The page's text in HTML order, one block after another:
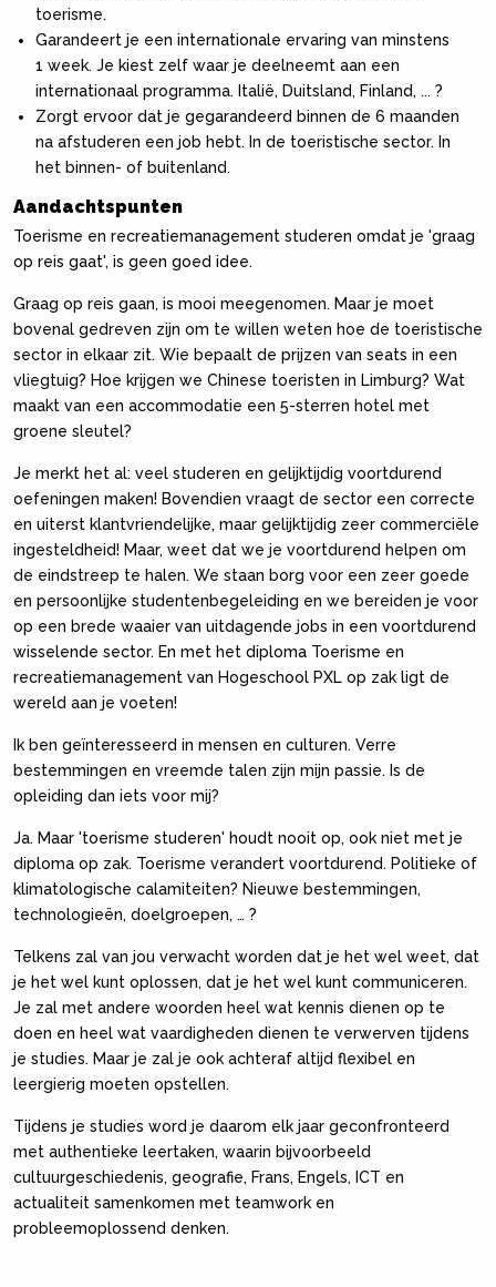
toerisme.
Garandeert je een internationale ervaring van minstens
1 week. Je kiest zelf waar je deelneemt aan een
internationaal program­ma. Italië, Duitsland, Finland, ... ?
Zorgt ervoor dat je gegarandeerd binnen de 6 maanden
na af­studeren een job hebt. In de toeristische sector. In
het binnen- of buitenland.
Aandachtspunten
Toerisme en recreatiemanagement studeren omdat je 'graag
op reis gaat', is geen goed idee.
Graag op reis gaan, is mooi meegenomen. Maar je moet
bovenal gedreven zijn om te willen weten hoe de toeristische
sector in elkaar zit. Wie bepaalt de prijzen van seats in een
vliegtuig? Hoe krijgen we Chinese toeristen in Limburg? Wat
maakt van een accommodatie een 5-sterren hotel met
groene sleutel?
Je merkt het al: veel studeren en gelijktijdig voortdurend
oefeningen maken! Bovendien vraagt de sector een correcte
en uiterst klantvriendelijke, maar gelijktijdig zeer commerciële
ingesteldheid! Maar, weet dat we je voortdurend helpen om
de eindstreep te halen. We staan borg voor een zeer goede
en persoonlijke studentenbegeleiding en we bereiden je voor
op een brede waaier van uitdagende jobs in een voortdurend
wisselende sector. En met het diploma Toerisme en
recreatiemanagement van Hogeschool PXL op zak ligt de
wereld aan je voeten!
Ik ben geïnteresseerd in mensen en culturen. Verre
bestemmingen en vreemde talen zijn mijn passie. Is de
opleiding dan iets voor mij?
Ja. Maar 'toerisme studeren' houdt nooit op, ook niet met je
diploma op zak. Toerisme verandert voortdurend. Politieke of
klimatologische calamiteiten? Nieuwe bestemmingen,
technologieën, doelgroepen, … ?
Telkens zal van jou verwacht worden dat je het wel weet, dat
je het wel kunt oplossen, dat je het wel kunt communiceren.
Je zal met andere woorden heel wat kennis dienen op te
doen en heel wat vaardigheden dienen te verwerven tijdens
je studies. Maar je zal je ook achteraf altijd flexibel en
leergierig moeten opstellen.
Tijdens je studies word je daarom elk jaar geconfronteerd
met authentieke leertaken, waarin bijvoorbeeld
cultuurgeschiedenis, geografie, Frans, Engels, ICT en
actualiteit samenkomen met teamwork en
probleemoplossend denken.